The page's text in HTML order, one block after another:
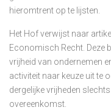
hieromtrent op te lijsten.
Het Hof verwijst naar
Economisch Recht. Deze
vrijheid van ondernemen
activiteit naar keuze uit te
dergelijke vrijheden
overeenkomst.